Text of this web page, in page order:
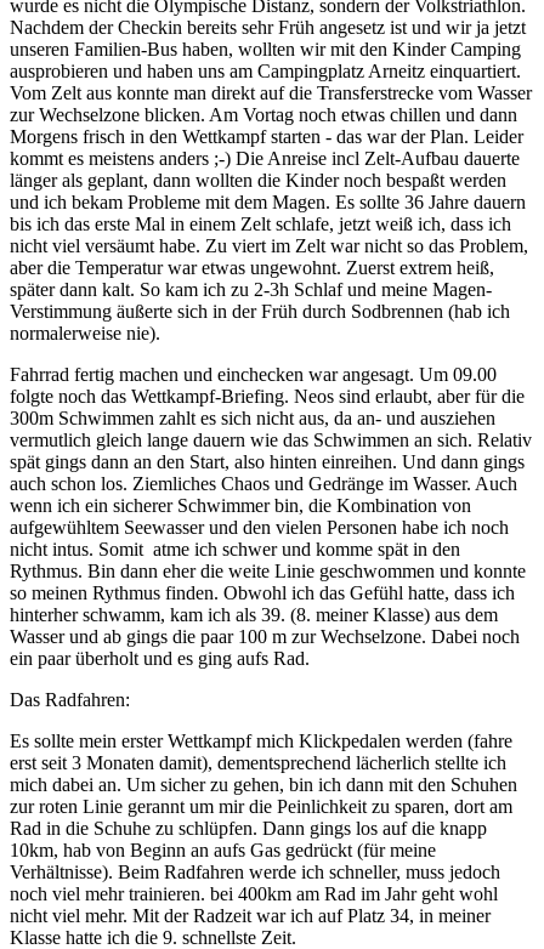
wurde es nicht die Olympische Distanz, sondern der Volkstriathlon.
Nachdem der Checkin bereits sehr Früh angesetz ist und wir ja jetzt
unseren Familien-Bus haben, wollten wir mit den Kinder Camping
ausprobieren und haben uns am Campingplatz Arneitz einquartiert.
Vom Zelt aus konnte man direkt auf die Transferstrecke vom Wasser
zur Wechselzone blicken. Am Vortag noch etwas chillen und dann
Morgens frisch in den Wettkampf starten - das war der Plan. Leider
kommt es meistens anders ;-) Die Anreise incl Zelt-Aufbau dauerte
länger als geplant, dann wollten die Kinder noch bespaßt werden
und ich bekam Probleme mit dem Magen. Es sollte 36 Jahre dauern
bis ich das erste Mal in einem Zelt schlafe, jetzt weiß ich, dass ich
nicht viel versäumt habe. Zu viert im Zelt war nicht so das Problem,
aber die Temperatur war etwas ungewohnt. Zuerst extrem heiß,
später dann kalt. So kam ich zu 2-3h Schlaf und meine Magen-
Verstimmung äußerte sich in der Früh durch Sodbrennen (hab ich
normalerweise nie).
Fahrrad fertig machen und einchecken war angesagt. Um 09.00
folgte noch das Wettkampf-Briefing. Neos sind erlaubt, aber für die
300m Schwimmen zahlt es sich nicht aus, da an- und ausziehen
vermutlich gleich lange dauern wie das Schwimmen an sich. Relativ
spät gings dann an den Start, also hinten einreihen. Und dann gings
auch schon los. Ziemliches Chaos und Gedränge im Wasser. Auch
wenn ich ein sicherer Schwimmer bin, die Kombination von
aufgewühltem Seewasser und den vielen Personen habe ich noch
nicht intus. Somit atme ich schwer und komme spät in den
Rythmus. Bin dann eher die weite Linie geschwommen und konnte
so meinen Rythmus finden. Obwohl ich das Gefühl hatte, dass ich
hinterher schwamm, kam ich als 39. (8. meiner Klasse) aus dem
Wasser und ab gings die paar 100 m zur Wechselzone. Dabei noch
ein paar überholt und es ging aufs Rad.
Das Radfahren:
Es sollte mein erster Wettkampf mich Klickpedalen werden (fahre
erst seit 3 Monaten damit), dementsprechend lächerlich stellte ich
mich dabei an. Um sicher zu gehen, bin ich dann mit den Schuhen
zur roten Linie gerannt um mir die Peinlichkeit zu sparen, dort am
Rad in die Schuhe zu schlüpfen. Dann gings los auf die knapp
10km, hab von Beginn an aufs Gas gedrückt (für meine
Verhältnisse). Beim Radfahren werde ich schneller, muss jedoch
noch viel mehr trainieren. bei 400km am Rad im Jahr geht wohl
nicht viel mehr. Mit der Radzeit war ich auf Platz 34, in meiner
Klasse hatte ich die 9. schnellste Zeit.